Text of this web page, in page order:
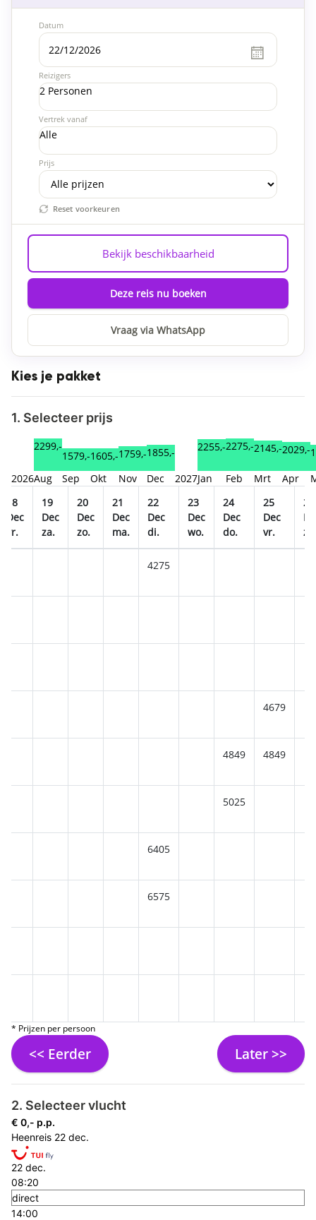
Reizigers
2 Personen
Vertrek vanaf
Alle
Prijs
Datum
Reset voorkeuren
Bekijk beschikbaarheid
Deze reis nu boeken
Vraag via WhatsApp
Kies je pakket
1. Selecteer prijs
2026
2299,-
Aug
1579,-
Sep
1605,-
Okt
1759,-
Nov
1855,-
Dec
2027
2255,-
Jan
2275,-
Feb
2145,-
Mrt
2029,-
Apr
18
Dec
vr.
19
Dec
za.
20
Dec
zo.
21
Dec
ma.
22
Dec
di.
23
Dec
wo.
24
Dec
do.
25
Dec
vr.
26
za.
4275
4679
4849 4849
5025
6405
6575
* Prijzen per persoon
<< Eerder Later >>
2. Selecteer vlucht
€ 0,- p.p.
Heenreis 22 dec.
22 dec.
08:20
direct
14:00